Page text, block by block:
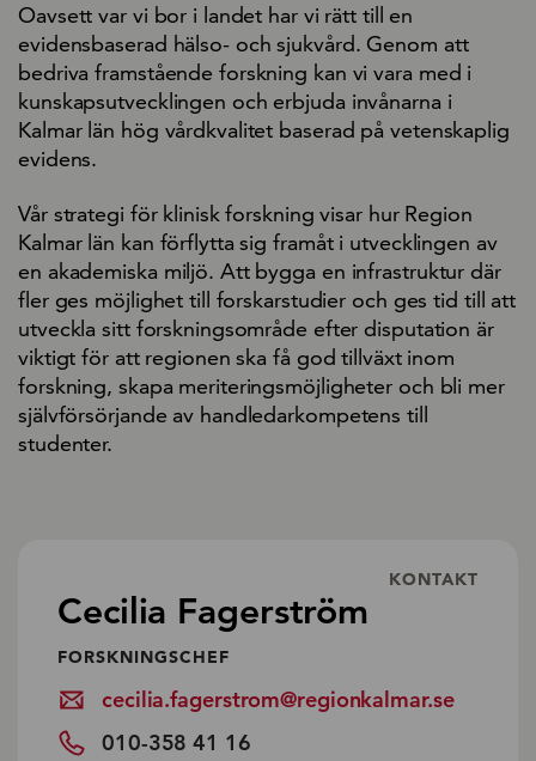
Oavsett var vi bor i landet har vi rätt till en
evidensbaserad hälso- och sjukvård. Genom att
bedriva framstående forskning kan vi vara med i
kunskapsutvecklingen och erbjuda invånarna i
Kalmar län hög vårdkvalitet baserad på vetenskaplig
evidens.
Vår strategi för klinisk forskning visar hur Region
Kalmar län kan förflytta sig framåt i utvecklingen av
en akademiska miljö. Att bygga en infrastruktur där
fler ges möjlighet till forskarstudier och ges tid till att
utveckla sitt forskningsområde efter disputation är
viktigt för att regionen ska få god tillväxt inom
forskning, skapa meriteringsmöjligheter och bli mer
självförsörjande av handledarkompetens till
studenter.
KONTAKT
Cecilia Fagerström
FORSKNINGSCHEF
cecilia.fagerstrom@regionkalmar.se
010-358 41 16